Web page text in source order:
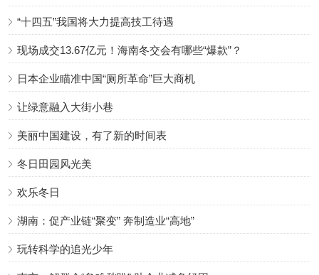
“十四五”我国将大力提高技工待遇
现场成交13.67亿元！海南冬交会有哪些“爆款”？
日本企业瞄准中国“厕所革命”巨大商机
让绿意融入大街小巷
美丽中国建设，有了新的时间表
冬日田园风光美
欢乐冬日
湖南：促产业链“聚变” 奔制造业“高地”
玩转科学的追光少年